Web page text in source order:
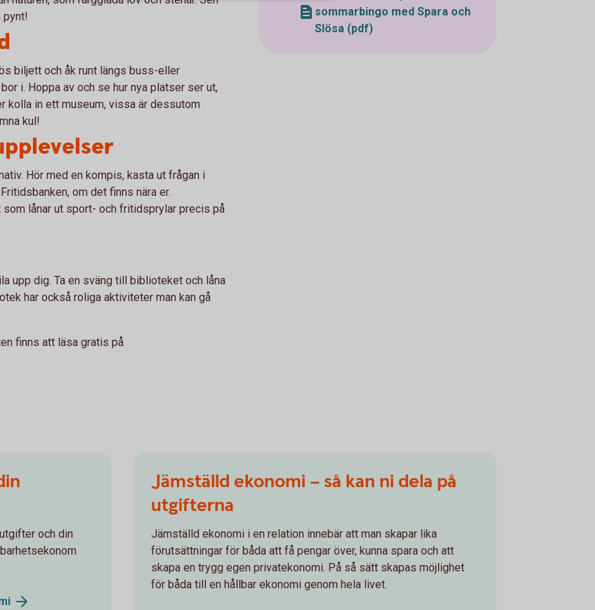
pynt!
biljett och åk runt längs buss-eller
i. Hoppa av och se hur nya platser ser ut,
kolla in ett museum, vissa är dessutom
kul!
Hör med en kompis, kasta ut frågan i
om det finns nära er.
lånar ut sport- och fritidsprylar precis på
upp dig. Ta en sväng till biblioteket och låna
har också roliga aktiviteter man kan gå
finns att läsa gratis på
sommarbingo med Spara och
Slösa (pdf)
och din
Jämställd ekonomi – så kan ni dela på
utgifterna
Jämställd ekonomi i en relation innebär att man skapar lika
förutsättningar för båda att få pengar över, kunna spara och att
skapa en trygg egen privatekonomi. På så sätt skapas möjlighet
för båda till en hållbar ekonomi genom hela livet.